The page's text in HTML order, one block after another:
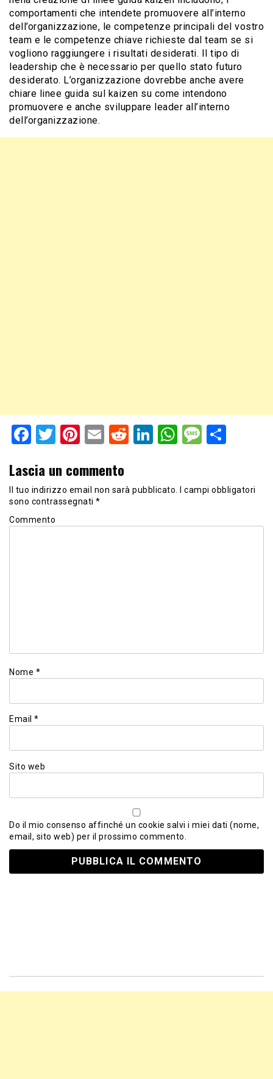
comportamenti che intendete promuovere all’interno
dell’organizzazione, le competenze principali del vostro
team e le competenze chiave richieste dal team se si
vogliono raggiungere i risultati desiderati. Il tipo di
leadership che è necessario per quello stato futuro
desiderato. L’organizzazione dovrebbe anche avere
chiare linee guida sul kaizen su come intendono
promuovere e anche sviluppare leader all’interno
dell’organizzazione.
Facebook
Twitter
Pinterest
EmailRedditLinkedIn
WhatsApp
Lascia un commento
Il tuo indirizzo email non sarà pubblicato.
I campi obbligatori
sono contrassegnati *
Commento
Nome *
Email *
Sito web
Do il mio consenso affinché un cookie salvi i miei dati (nome,
email, sito web) per il prossimo commento.